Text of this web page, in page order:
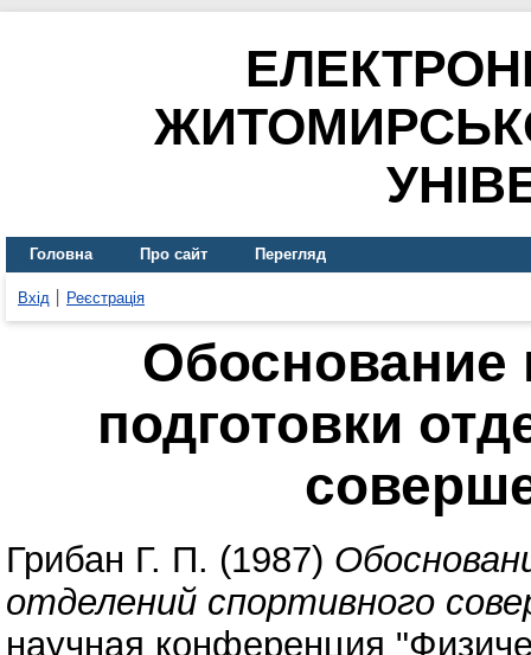
Головна Про сайт Перегляд
Вхід Реєстрація
Обоснование
подготовки
Грибан Г. П. (1987)
отделений спортивного
научная конференция